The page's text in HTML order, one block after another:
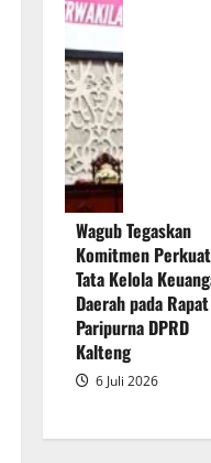
Raperda
APBD
Wagub Tegaskan
Komitmen Perkuat
Tata Kelola
Daerah pada Rapat
Paripurna DPRD
Kalteng
6 Juli 2026